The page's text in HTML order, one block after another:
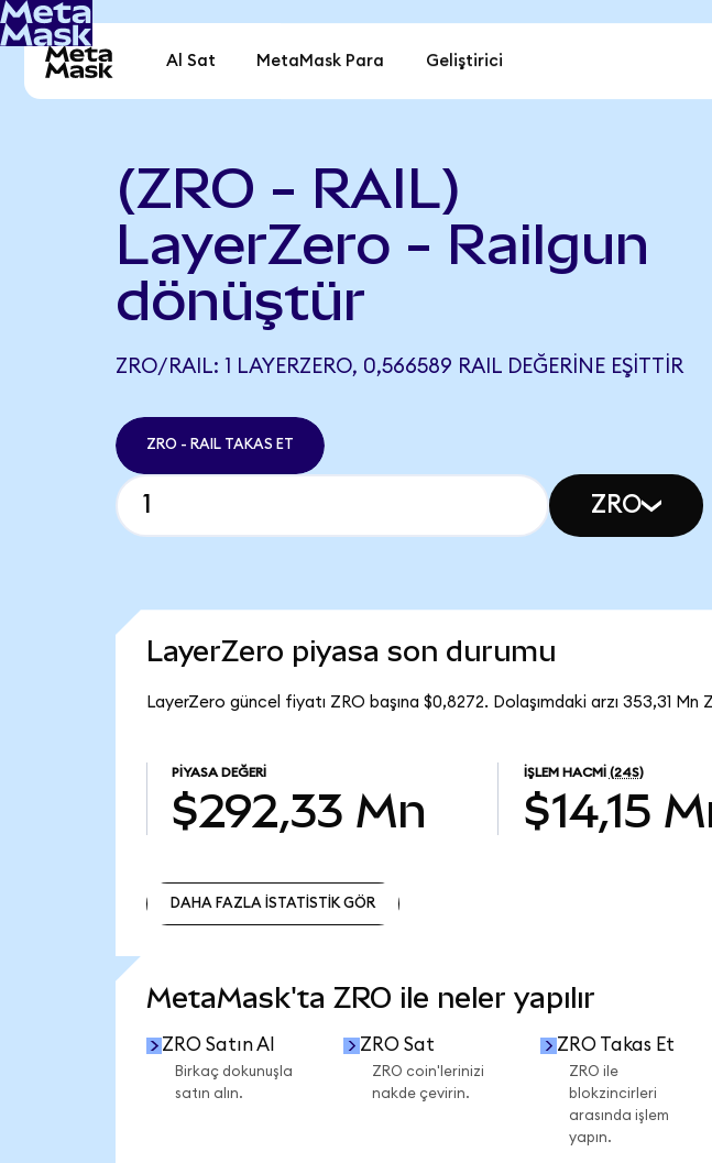
Al Sat MetaMask Para Geliştirici
(ZRO - RAIL)
LayerZero - Railgun
dönüştür
ZRO/RAIL: 1 LAYERZERO, 0,566589 RAIL DEĞERINE EŞITTIR
ZRO - RAIL TAKAS ET
ZRO
LayerZero piyasa son durumu
LayerZero güncel fiyatı ZRO başına $0,8272. Dolaşımdaki arzı 353,31
PIYASA DEĞERI
$292,33 Mn
İŞLEM HACMI (24S)
$14,15
DAHA FAZLA İSTATİSTİK GÖR
MetaMask'ta ZRO ile neler yapılır
ZRO Satın Al
Birkaç dokunuşla
satın alın.
ZRO Sat
ZRO coin'lerinizi
nakde çevirin.
ZRO Takas Et
ZRO ile
blokzincirleri
arasında işlem
yapın.